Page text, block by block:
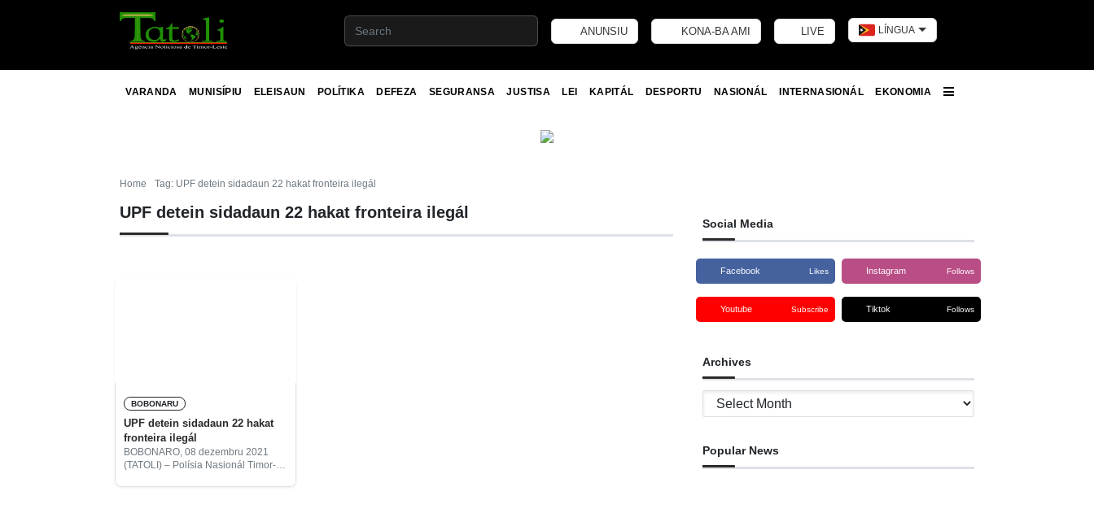
ANUNSIU KONA-BA AMI LIVE LÍNGUA
VARANDA MUNISÍPIU ELEISAUN POLÍTIKA DEFEZA SEGURANSA JUSTISA LEI KAPITÁL DESPORTU NASIONÁL INTERNASIONÁL
EKONOMIA
Home Tag: UPF detein sidadaun 22 hakat fronteira ilegál
UPF detein sidadaun 22 hakat fronteira ilegál
BOBONARU
UPF detein sidadaun 22 hakat
fronteira ilegál
BOBONARO, 08 dezembru 2021
(TATOLI) – Polísia Nasionál Timor-
Social Media
Facebook Likes Instagram Follows
Youtube Subscribe Tiktok Follows
Archives
Archives
Popular News